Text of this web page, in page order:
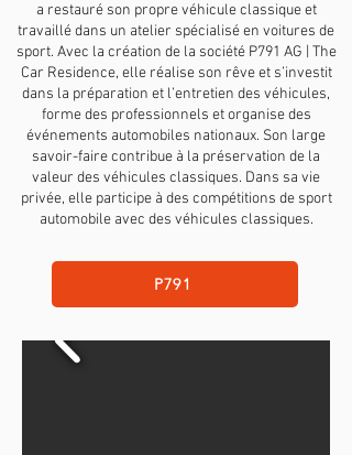
a restauré son propre véhicule classique et
travaillé dans un atelier spécialisé en voitures de
sport. Avec la création de la société P791 AG | The
Car Residence, elle réalise son rêve et s’investit
dans la préparation et l’entretien des véhicules,
forme des professionnels et organise des
événements automobiles nationaux. Son large
savoir-faire contribue à la préservation de la
valeur des véhicules classiques. Dans sa vie
privée, elle participe à des compétitions de sport
automobile avec des véhicules classiques.
P791